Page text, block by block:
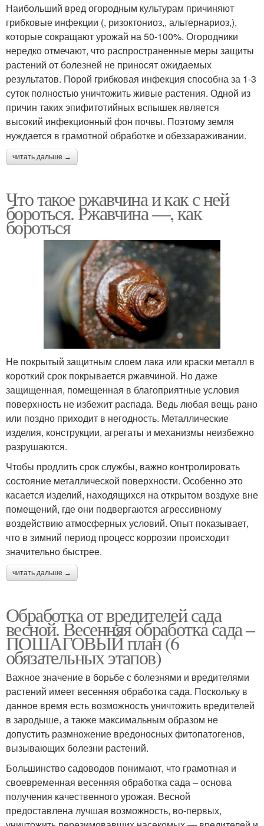
Наибольший вред огородным культурам причиняют
грибковые инфекции (, ризоктониоз,, альтернариоз,),
которые сокращают урожай на 50-100%. Огородники
нередко отмечают, что распространенные меры защиты
растений от болезней не приносят ожидаемых
результатов. Порой грибковая инфекция способна за 1-3
суток полностью уничтожить живые растения. Одной из
причин таких эпифитотийных вспышек является
высокий инфекционный фон почвы. Поэтому земля
нуждается в грамотной обработке и обеззараживании.
читать дальше →
Что такое ржавчина и как с ней
бороться. Ржавчина —, как
бороться
Не покрытый защитным слоем лака или краски металл в
короткий срок покрывается ржавчиной. Но даже
защищенная, помещенная в благоприятные условия
поверхность не избежит распада. Ведь любая вещь рано
или поздно приходит в негодность. Металлические
изделия, конструкции, агрегаты и механизмы неизбежно
разрушаются.
Чтобы продлить срок службы, важно контролировать
состояние металлической поверхности. Особенно это
касается изделий, находящихся на открытом воздухе вне
помещений, где они подвергаются агрессивному
воздействию атмосферных условий. Опыт показывает,
что в зимний период процесс коррозии происходит
значительно быстрее.
читать дальше →
Обработка от вредителей сада
весной. Весенняя обработка сада –
ПОШАГОВЫЙ план (6
обязательных этапов)
Важное значение в борьбе с болезнями и вредителями
растений имеет весенняя обработка сада. Поскольку в
данное время есть возможность уничтожить вредителей
в зародыше, а также максимальным образом не
допустить размножение вредоносных фитопатогенов,
вызывающих болезни растений.
Большинство садоводов понимают, что грамотная и
своевременная весенняя обработка сада – основа
получения качественного урожая. Весной
предоставлена лучшая возможность, во-первых,